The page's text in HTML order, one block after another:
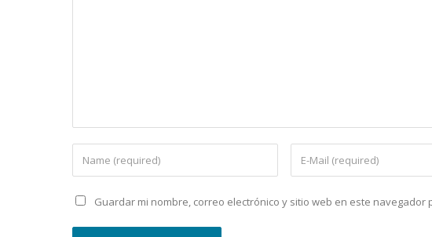
Guardar mi nombre, correo electrónico y sitio web en este navegador